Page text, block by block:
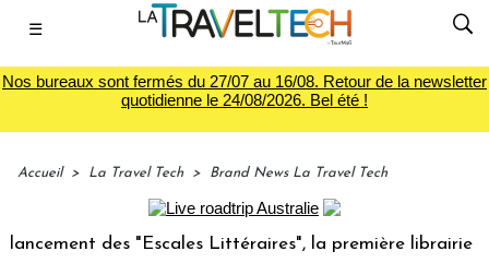
☰
Nos bureaux sont fermés du 27/07 au 16/08. Retour de la newsletter
quotidienne le 24/08/2026. Bel été !
Accueil > La Travel Tech > Brand News La Travel Tech
des "Escales Littéraires", la première librairie du